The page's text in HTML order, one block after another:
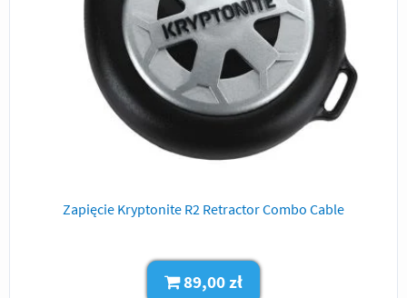
Zapięcie Kryptonite R2 Retractor Combo Cable
89,00 zł